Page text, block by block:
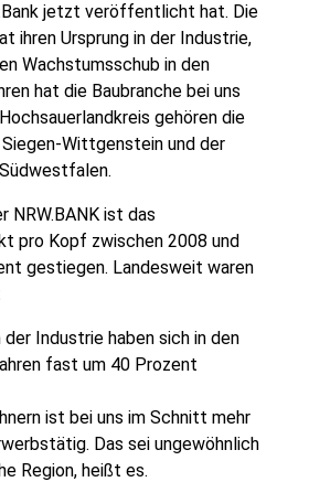
jetzt veröffentlicht hat. Die
ihren Ursprung in der Industrie,
Wachstumsschub in den
hat die Baubranche bei uns
gehören die
Wittgenstein und der
NRW.BANK ist das
pro Kopf zwischen 2008 und
gestiegen. Landesweit waren
der Industrie haben sich in den
fast um 40 Prozent
ist bei uns im Schnitt mehr
Das sei ungewöhnlich
Region, heißt es.